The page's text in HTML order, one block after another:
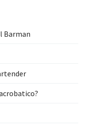
Barman